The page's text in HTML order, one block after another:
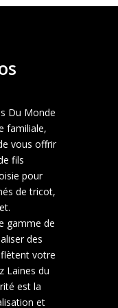
Du Monde
familiale,
vous offrir
fils
pour
de tricot,
gamme de
des
votre
Laines du
est la
et